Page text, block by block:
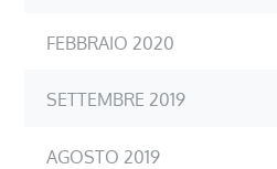
FEBBRAIO 2020
SETTEMBRE 2019
AGOSTO 2019